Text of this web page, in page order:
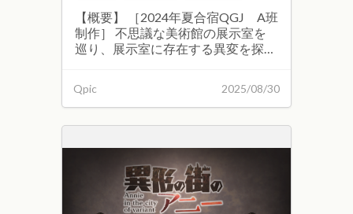
【概要】 ［2024年夏合宿QGJ A班
制作］ 不思議な美術館の展示室を
巡り、展示室に存在する異変を探し
し、謎に包まれた男の過去を解き明
かせ。 【制作メンバー】 プランナ
ー：誤爆侍、にっちゃん、T-bit、
め、にっちゃん、ぶるーむ グラフ
ィッカー：あらまき、シヲン、なむ
なむ、Kiki、ぶるーむ DTMer：
cosecant PHI 【ゲーム画面】
2025/08/30
Qpic